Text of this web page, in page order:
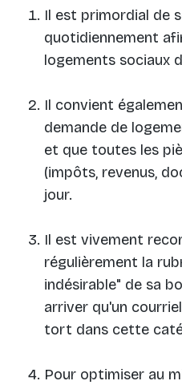
Il est primordial de
quotidiennement
logements sociaux
Il convient
demande de
et que toutes les
(impôts, revenus,
jour.
Il est vivement
régulièrement la
indésirable" de sa
arriver qu'un
tort dans cette
Pour optimiser au